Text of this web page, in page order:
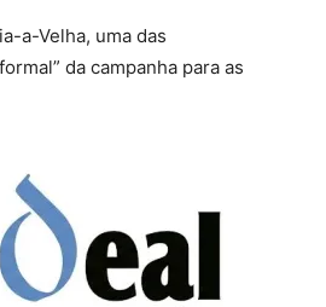
a-Velha, uma das
da campanha para as